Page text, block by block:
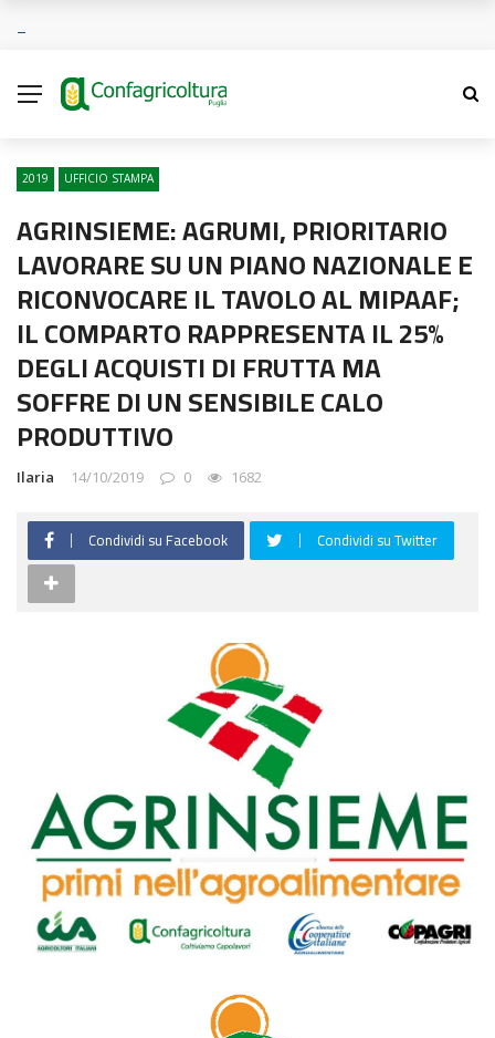
2019 UFFICIO STAMPA
AGRINSIEME: AGRUMI, PRIORITARIO
LAVORARE SU UN PIANO NAZIONALE E
RICONVOCARE IL TAVOLO AL MIPAAF;
IL COMPARTO RAPPRESENTA IL 25%
DEGLI ACQUISTI DI FRUTTA MA
SOFFRE DI UN SENSIBILE CALO
PRODUTTIVO
Ilaria 14/10/2019 0 1682
Condividi su Facebook Condividi su Twitter